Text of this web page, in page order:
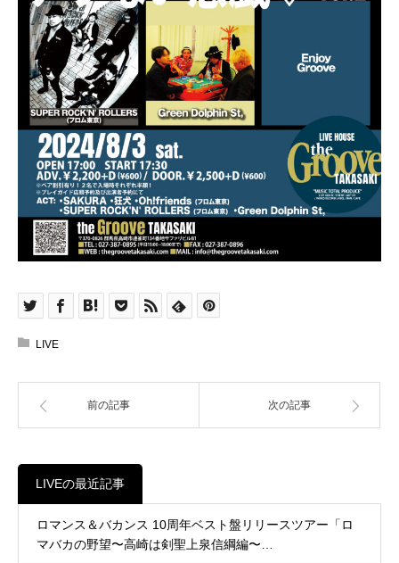
LIVE
前の記事 次の記事
LIVEの最近記事
ロマンス＆バカンス 10周年ベスト盤リリースツアー「ロ
マバカの野望〜高崎は剣聖上泉信綱編〜…